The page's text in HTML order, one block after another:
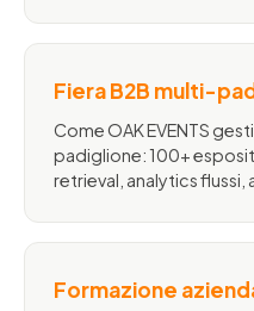
Fiera B2B multi-
Come OAK EVENTS
padiglione: 100+
retrieval, analytics flussi,
Formazione